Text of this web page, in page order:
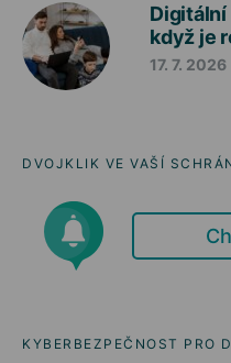
když je
17. 7. 2026
DVOJKLIK VE VAŠÍ
KYBERBEZPEČNOST PRO